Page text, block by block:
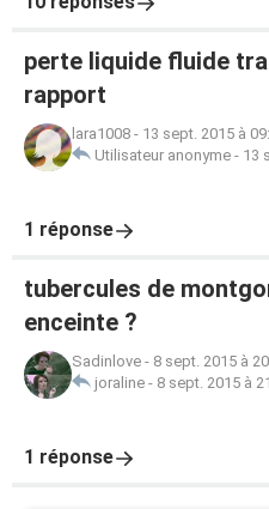
perte liquide fluide
rapport
lara1008 - 13 sept. 2015 à
Utilisateur anonyme - 13
1 réponse
tubercules de
enceinte ?
Sadinlove - 8 sept. 2015 à
joraline - 8 sept. 2015 à
1 réponse